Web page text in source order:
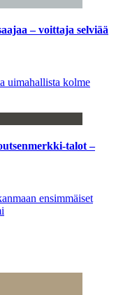
– voittaja selviää
uimahallista kolme
talot –
ensimmäiset